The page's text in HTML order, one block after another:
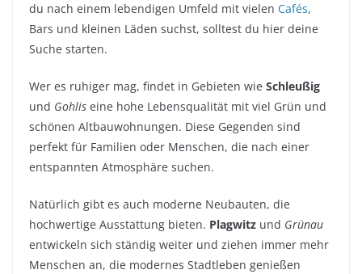
du nach einem lebendigen Umfeld mit vielen Cafés,
Bars und kleinen Läden suchst, solltest du hier deine
Suche starten.
Wer es ruhiger mag, findet in Gebieten wie Schleußig
und Gohlis eine hohe Lebensqualität mit viel Grün und
schönen Altbauwohnungen. Diese Gegenden sind
perfekt für Familien oder Menschen, die nach einer
entspannten Atmosphäre suchen.
Natürlich gibt es auch moderne Neubauten, die
hochwertige Ausstattung bieten. Plagwitz und Grünau
entwickeln sich ständig weiter und ziehen immer mehr
Menschen an, die modernes Stadtleben genießen